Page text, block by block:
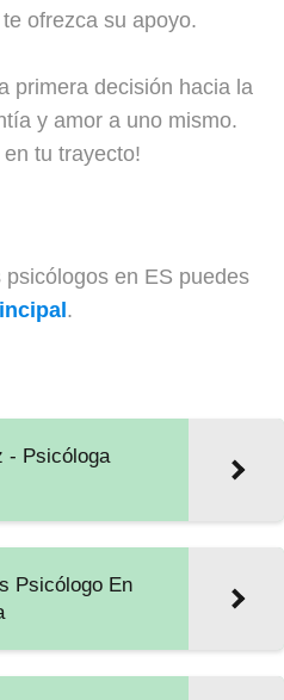
ofrezca su apoyo.
primera decisión hacia la
y amor a uno mismo.
tu trayecto!
en ES puedes
.
- Psicóloga
Psicólogo En